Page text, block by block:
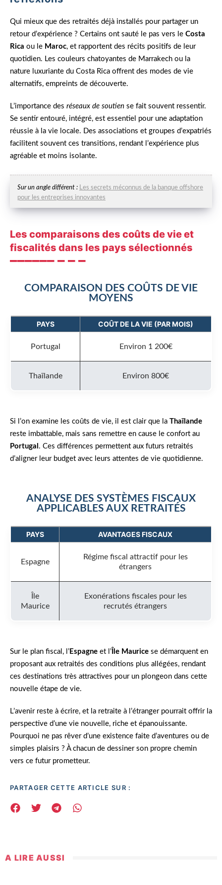
Qui mieux que des retraités déjà installés pour partager un
retour d’expérience ? Certains ont sauté le pas vers le Costa
Rica ou le Maroc, et rapportent des récits positifs de leur
quotidien. Les couleurs chatoyantes de Marrakech ou la
nature luxuriante du Costa Rica offrent des modes de vie
alternatifs, empreints de découverte.
L’importance des réseaux de soutien se fait souvent ressentir.
Se sentir entouré, intégré, est essentiel pour une adaptation
réussie à la vie locale. Des associations et groupes d’expatriés
facilitent souvent ces transitions, rendant l’expérience plus
agréable et moins isolante.
Sur un angle différent : Les secrets méconnus de la banque offshore
pour les entreprises innovantes
Les comparaisons des coûts de vie et
fiscalités dans les pays sélectionnés
COMPARAISON DES COÛTS DE VIE
MOYENS
PAYS COÛT DE LA VIE (PAR MOIS)
Portugal Environ 1 200€
Thaïlande Environ 800€
Si l’on examine les coûts de vie, il est clair que la Thaïlande
reste imbattable, mais sans remettre en cause le confort au
Portugal . Ces différences permettent aux futurs retraités
d’aligner leur budget avec leurs attentes de vie quotidienne.
ANALYSE DES SYSTÈMES FISCAUX
APPLICABLES AUX RETRAITÉS
PAYS AVANTAGES FISCAUX
Espagne
Régime fiscal attractif pour les
étrangers
Île
Maurice
Exonérations fiscales pour les
recrutés étrangers
Sur le plan fiscal, l’ Espagne et l’ Île Maurice se démarquent en
proposant aux retraités des conditions plus allégées, rendant
ces destinations très attractives pour un plongeon dans cette
nouvelle étape de vie.
L’avenir reste à écrire, et la retraite à l’étranger pourrait offrir la
perspective d’une vie nouvelle, riche et épanouissante.
Pourquoi ne pas rêver d’une existence faite d’aventures ou de
simples plaisirs ? À chacun de dessiner son propre chemin
vers ce futur prometteur.
PARTAGER CETTE ARTICLE SUR :
A LIRE AUSSI